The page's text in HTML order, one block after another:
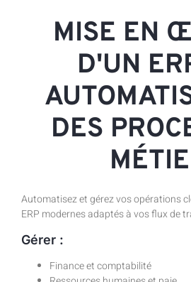
MISE EN
D'UN
DES
Automatisez et gérez vos opérations
ERP modernes adaptés à vos flux de
Gérer :
Finance et comptabilité